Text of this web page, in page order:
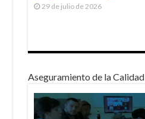
29 de julio de 2026
Aseguramiento de la Calidad